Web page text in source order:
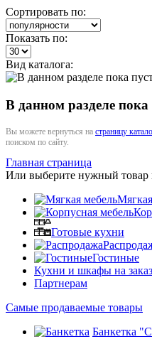
Сортировать по:
Показать по:
Вид каталога:
В данном разделе пока
Вы можете вернуться на страницу
поиском по сайту.
Главная страница
Или выберите нужный товар
Готовые кухни
Гостиные
Кухни и шкафы на заказ
Партнерам
Самые продаваемые товары
Банкетка